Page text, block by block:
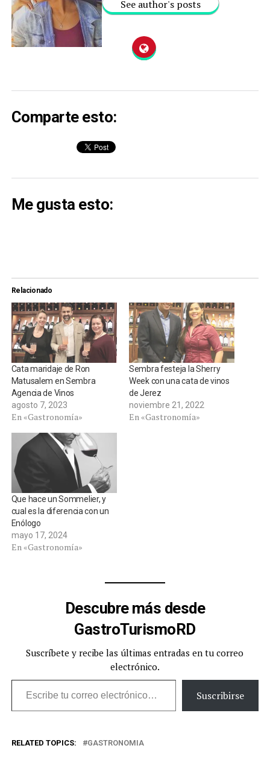
See author's posts
Comparte esto:
Me gusta esto:
Relacionado
Cata maridaje de Ron
Matusalem en Sembra
Agencia de Vinos
agosto 7, 2023
En «Gastronomía»
Sembra festeja la Sherry
Week con una cata de vinos
de Jerez
noviembre 21, 2022
En «Gastronomía»
Que hace un Sommelier, y
cual es la diferencia con un
Enólogo
mayo 17, 2024
En «Gastronomía»
Descubre más desde
GastroTurismoRD
Suscríbete y recibe las últimas entradas en tu correo
electrónico.
Escribe tu correo electrónico…
Suscribirse
RELATED TOPICS: GASTRONOMIA